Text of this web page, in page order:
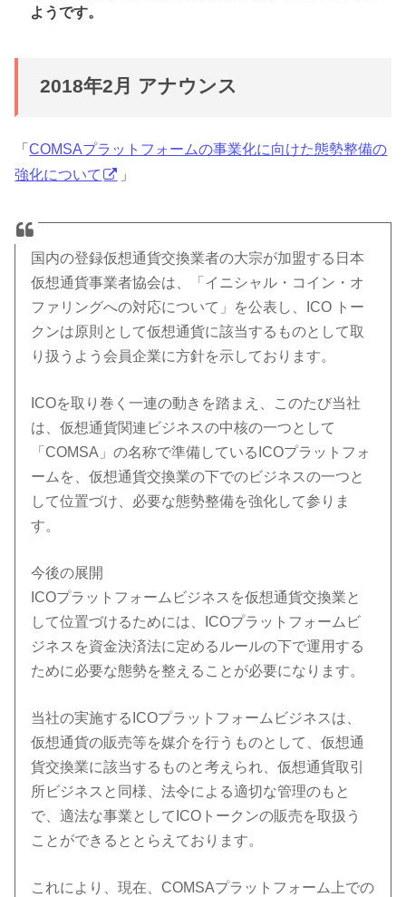
ようです。
2018年2月 アナウンス
「COMSAプラットフォームの事業化に向けた態勢整備の
強化について
」
国内の登録仮想通貨交換業者の大宗が加盟する日本
仮想通貨事業者協会は、「イニシャル・コイン・オ
ファリングへの対応について」を公表し、ICO トー
クンは原則として仮想通貨に該当するものとして取
り扱うよう会員企業に方針を示しております。
ICOを取り巻く一連の動きを踏まえ、このたび当社
は、仮想通貨関連ビジネスの中核の一つとして
「COMSA」の名称で準備しているICOプラットフォ
ームを、仮想通貨交換業の下でのビジネスの一つと
して位置づけ、必要な態勢整備を強化して参りま
す。
今後の展開
ICOプラットフォームビジネスを仮想通貨交換業と
して位置づけるためには、ICOプラットフォームビ
ジネスを資金決済法に定めるルールの下で運用する
ために必要な態勢を整えることが必要になります。
当社の実施するICOプラットフォームビジネスは、
仮想通貨の販売等を媒介を行うものとして、仮想通
貨交換業に該当するものと考えられ、仮想通貨取引
所ビジネスと同様、法令による適切な管理のもと
で、適法な事業としてICOトークンの販売を取扱う
ことができるととらえております。
これにより、現在、COMSAプラットフォーム上での